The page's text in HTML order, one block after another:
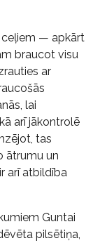
ceļiem — apkārt
braucot visu
ar
lai
arī jākontrolē
tas
ātrumu un
arī atbildība
Guntai
pilsētiņa,